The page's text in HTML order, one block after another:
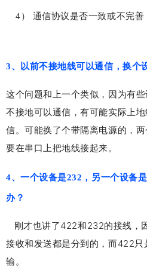
4） 通信协议是否一致或不完善
3、以前不接地线可以通信，换个
这个问题和上一个类似，因为有
不接地可以通信，有可能实际上
信。可能换了个带隔离电源的，
要在串口上把地线接起来。
4、一个设备是232，另一个设备
办？
刚才也讲了422和232的接线，
接收和发送都是分到的，而422只
输。